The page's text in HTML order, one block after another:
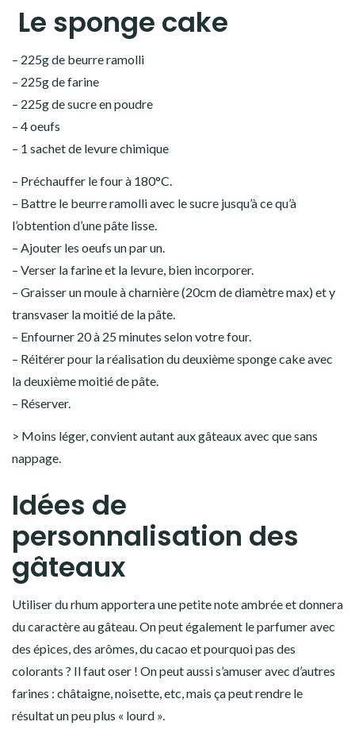
Le sponge cake
– 225g de beurre ramolli
– 225g de farine
– 225g de sucre en poudre
– 4 oeufs
– 1 sachet de levure chimique
– Préchauffer le four à 180°C.
– Battre le beurre ramolli avec le sucre jusqu’à ce qu’à
l’obtention d’une pâte lisse.
– Ajouter les oeufs un par un.
– Verser la farine et la levure, bien incorporer.
– Graisser un moule à charnière (20cm de diamètre max) et y
transvaser la moitié de la pâte.
– Enfourner 20 à 25 minutes selon votre four.
– Réitérer pour la réalisation du deuxième sponge cake avec
la deuxième moitié de pâte.
– Réserver.
> Moins léger, convient autant aux gâteaux avec que sans
nappage.
Idées de
personnalisation des
gâteaux
Utiliser du rhum apportera une petite note ambrée et donnera
du caractère au gâteau. On peut également le parfumer avec
des épices, des arômes, du cacao et pourquoi pas des
colorants ? Il faut oser ! On peut aussi s’amuser avec d’autres
farines : châtaigne, noisette, etc, mais ça peut rendre le
résultat un peu plus « lourd ».